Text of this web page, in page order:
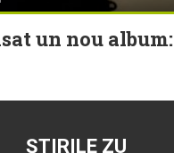
un nou album:
ȘTIRILE ZU